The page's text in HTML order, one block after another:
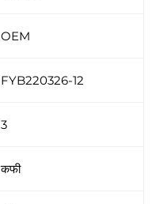
OEM
FYB220326-12
3
कफी